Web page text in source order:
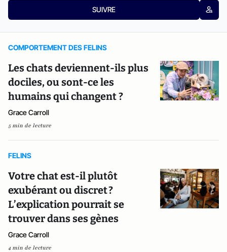
SUIVRE
COMPORTEMENT DES FELINS
Les chats deviennent-ils plus
dociles, ou sont-ce les
humains qui changent ?
Grace Carroll
5 min de lecture
FELINS
Votre chat est-il plutôt
exubérant ou discret ?
L’explication pourrait se
trouver dans ses gènes
Grace Carroll
4 min de lecture